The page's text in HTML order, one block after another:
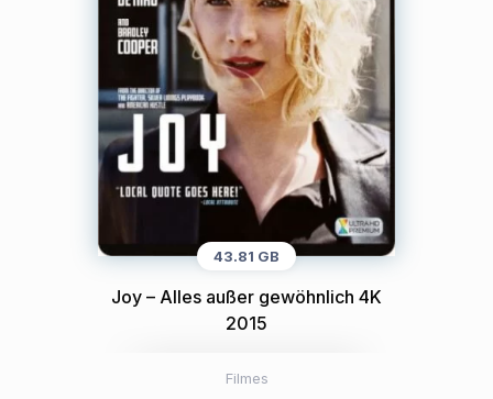
43.81 GB
Joy – Alles außer gewöhnlich 4K
2015
Filmes